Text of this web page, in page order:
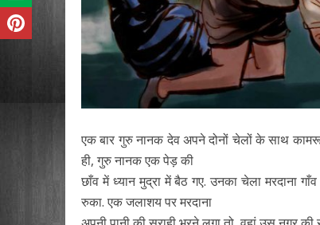
एक बार गुरु नानक देव अपने दोनों चेलों के साथ
ही, गुरु नानक एक पेड़ की
छाँव में ध्यान मुद्रा में बैठ गए. उनका चेला मरदाना
रुका. एक जलाशय पर मरदाना